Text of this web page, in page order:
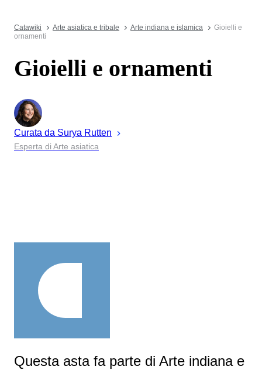
Catawiki Arte asiatica e tribale Arte indiana e islamica
Gioielli e
ornamenti
Gioielli e ornamenti
Curata da Surya Rutten
Esperta di Arte asiatica
Questa asta fa parte di Arte indiana e